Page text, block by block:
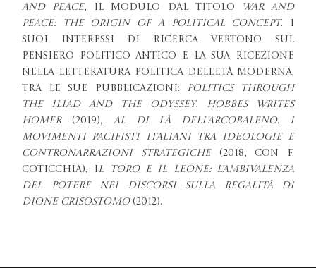
and Peace, il modulo dal titolo
War and
Peace: the Origin of a Political Concept. I
suoi interessi di ricerca vertono sul
pensiero politico antico e la sua ricezione
nella letteratura politica dell’Età Moderna.
Tra le sue pubblicazioni: Politics through
the Iliad and the Odyssey. Hobbes Writes
Homer(2019), Al di là dell’Arcobaleno. I
movimenti pacifisti italiani tra ideologie e
contronarrazioni strategiche(2018, con F.
Coticchia), Il toro e il leone: l’ambivalenza
del potere nei Discorsi sulla regalità di
Dione Crisostomo(2012).